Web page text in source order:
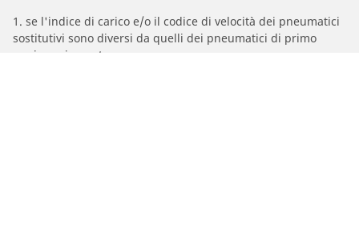
1. se l'indice di carico e/o il codice di velocità dei pneumatici
sostitutivi sono diversi da quelli dei pneumatici di primo
equipaggiamento;